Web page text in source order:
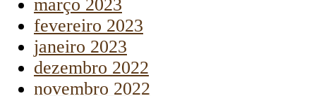
março 2023
fevereiro 2023
janeiro 2023
dezembro 2022
novembro 2022